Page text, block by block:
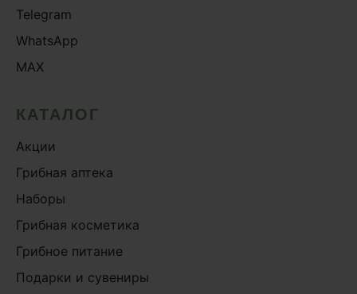
Telegram
WhatsApp
MAX
КАТАЛОГ
Акции
Грибная аптека
Наборы
Грибная косметика
Грибное питание
Подарки и сувениры